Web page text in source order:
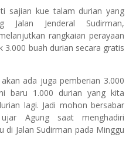
sajian kue talam durian yang
Jalan Jenderal Sudirman,
rangkaian perayaan
3.000 buah durian secara gratis
ada juga pemberian 3.000
baru 1.000 durian yang kita
lagi. Jadi mohon bersabar
ujar Agung saat menghadiri
di Jalan Sudirman pada Minggu